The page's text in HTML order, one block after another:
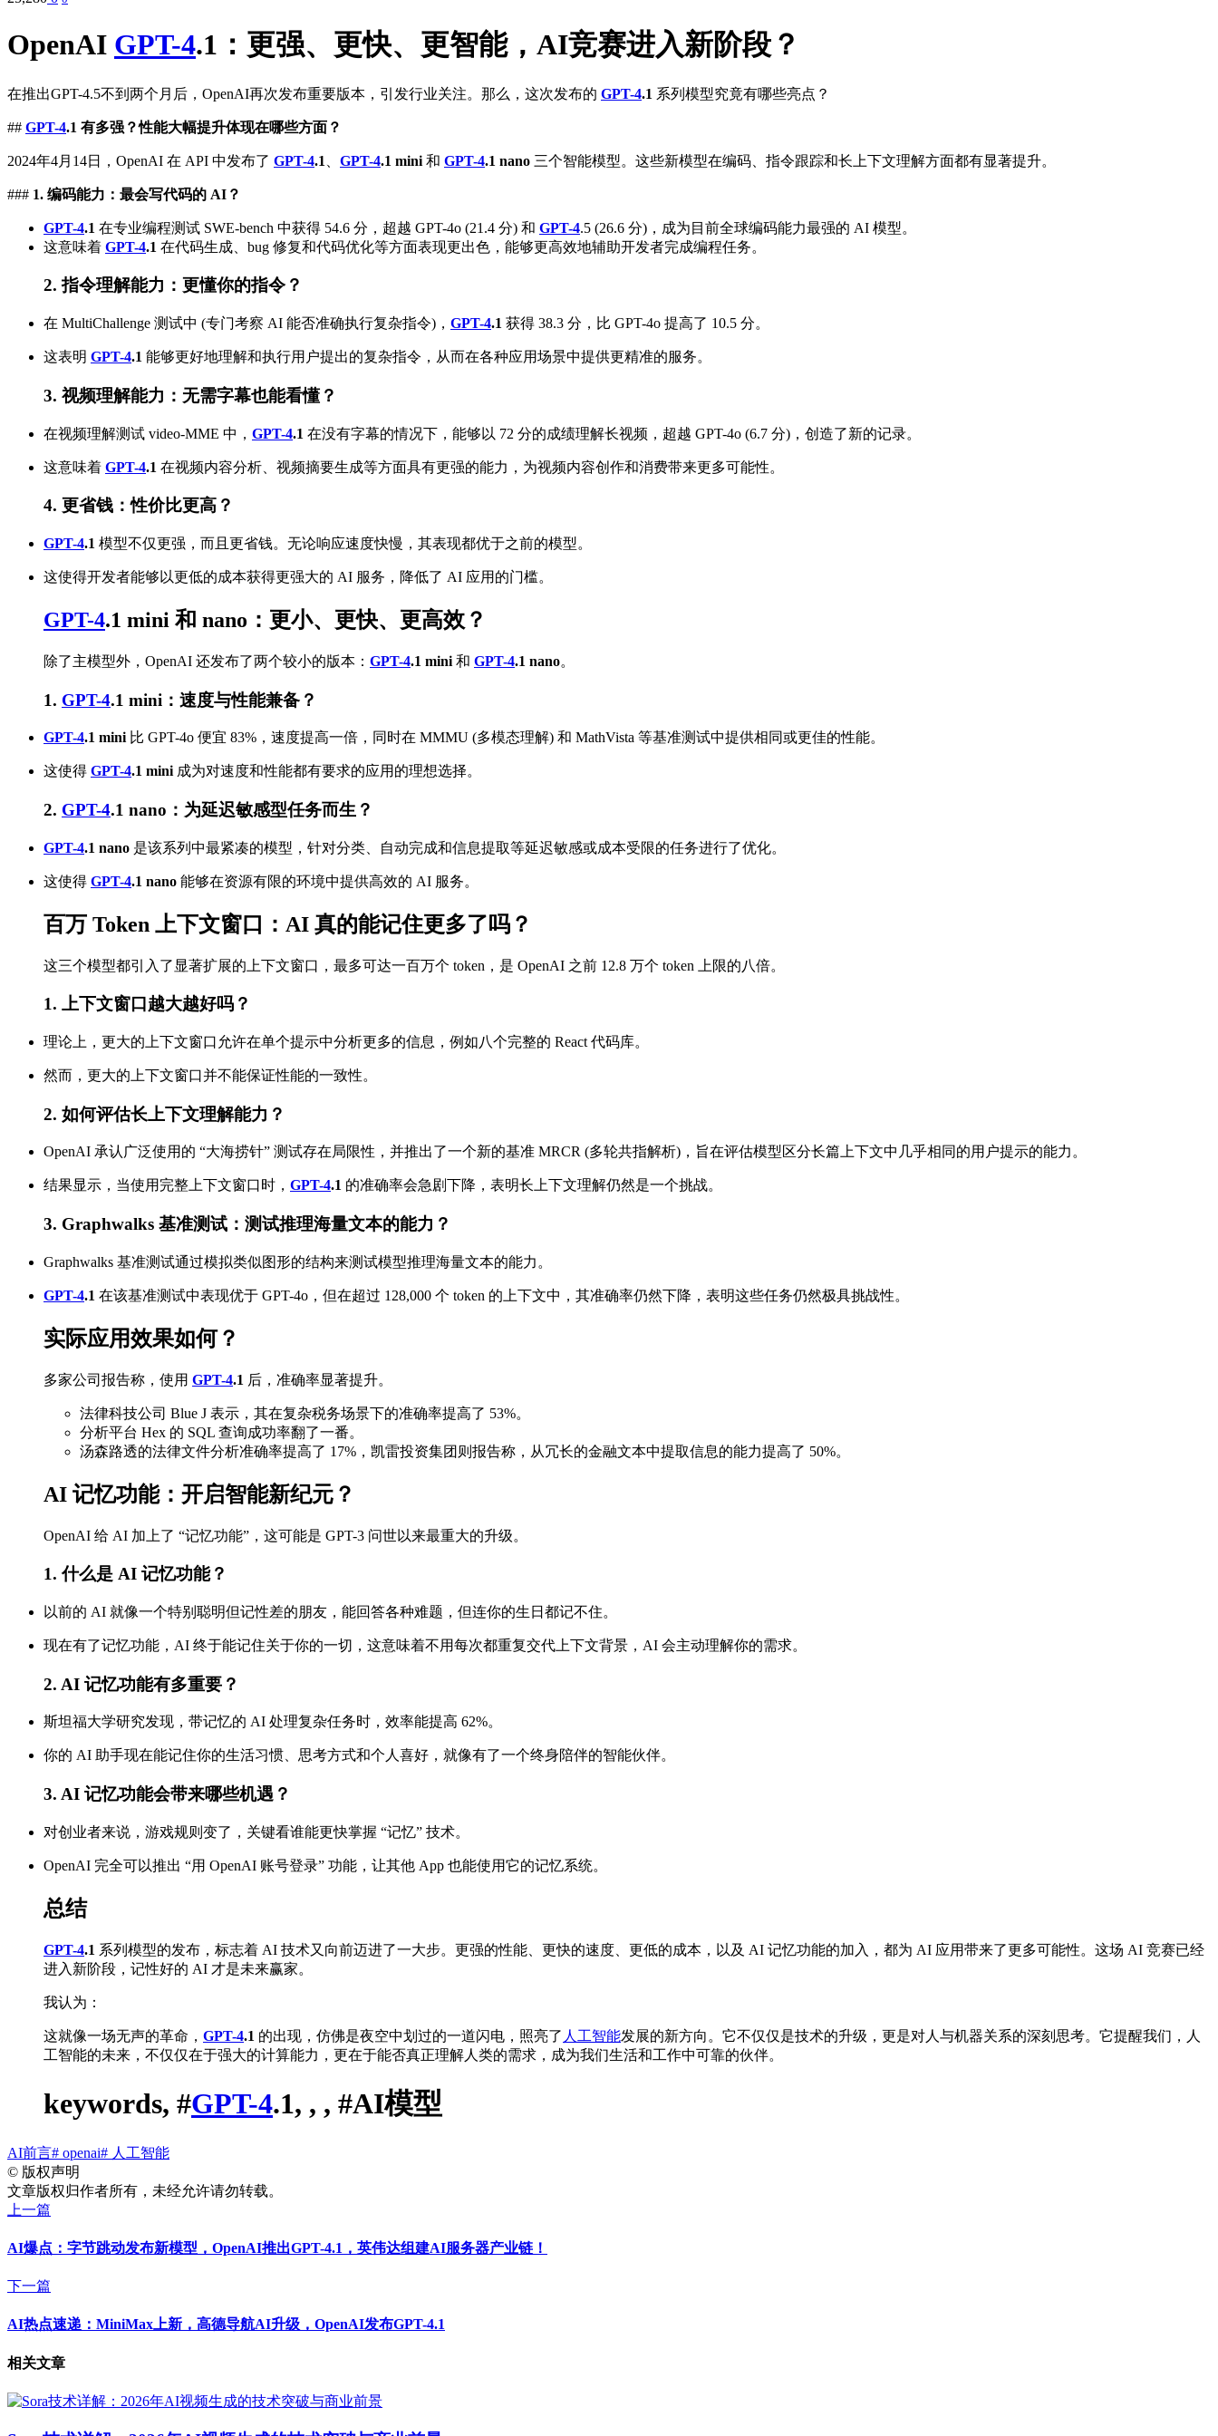
OpenAI GPT-4.1：更强、更快、更智能，AI竞赛进入新阶段？
在推出GPT-4.5不到两个月后，OpenAI再次发布重要版本，引发行业关注。那么，这次发布的 GPT-4.1 系列模型究竟有哪些亮点？
## GPT-4.1 有多强？性能大幅提升体现在哪些方面？
2024年4月14日，OpenAI 在 API 中发布了 GPT-4.1 GPT-4.1 mini 和 GPT-4.1 nano 三个智能模型。这些新模型在编码、指令跟踪和长上下文理解方面都有显著提升。
### 1. 编码能力：最会写代码的 AI？
GPT-4.1 在专业编程测试 SWE-bench 中获得 54.6 分，超越 GPT-4o (21.4 分) 和 GPT-4.5 (26.6 分)，成为目前全球编码能力最强的 AI 模型。
这意味着 GPT-4.1 在代码生成、bug 修复和代码优化等方面表现更出色，能够更高效地辅助开发者完成编程任务。
2. 指令理解能力：更懂你的指令？
在 MultiChallenge 测试中 (专门考察 AI 能否准确执行复杂指令)， GPT-4.1 获得 38.3 分，比 GPT-4o 提高了 10.5 分。
这表明 GPT-4.1 能够更好地理解和执行用户提出的复杂指令，从而在各种应用场景中提供更精准的服务。
3. 视频理解能力：无需字幕也能看懂？
在视频理解测试 video-MME 中， GPT-4.1 在没有字幕的情况下，能够以 72 分的成绩理解长视频，超越 GPT-4o (6.7 分)，创造了新的记录。
这意味着 GPT-4.1 在视频内容分析、视频摘要生成等方面具有更强的能力，为视频内容创作和消费带来更多可能性。
4. 更省钱：性价比更高？
GPT-4.1 模型不仅更强，而且更省钱。无论响应速度快慢，其表现都优于之前的模型。
这使得开发者能够以更低的成本获得更强大的 AI 服务，降低了 AI 应用的门槛。
GPT-4.1 mini 和 nano：更小、更快、更高效？
除了主模型外，OpenAI 还发布了两个较小的版本： GPT-4.1 mini 和 GPT-4.1 nano。
1. GPT-4.1 mini：速度与性能兼备？
GPT-4.1 mini 比 GPT-4o 便宜 83%，速度提高一倍，同时在 MMMU (多模态理解) 和 MathVista 等基准测试中提供相同或更佳的性能。
这使得 GPT-4.1 mini 成为对速度和性能都有要求的应用的理想选择。
2. GPT-4.1 nano：为延迟敏感型任务而生？
GPT-4.1 nano 是该系列中最紧凑的模型，针对分类、自动完成和信息提取等延迟敏感或成本受限的任务进行了优化。
这使得 GPT-4.1 nano 能够在资源有限的环境中提供高效的 AI 服务。
百万 Token 上下文窗口：AI 真的能记住更多了吗？
这三个模型都引入了显著扩展的上下文窗口，最多可达一百万个 token，是 OpenAI 之前 12.8 万个 token 上限的八倍。
1. 上下文窗口越大越好吗？
理论上，更大的上下文窗口允许在单个提示中分析更多的信息，例如八个完整的 React 代码库。
然而，更大的上下文窗口并不能保证性能的一致性。
2. 如何评估长上下文理解能力？
OpenAI 承认广泛使用的 “大海捞针” 测试存在局限性，并推出了一个新的基准 MRCR (多轮共指解析)，旨在评估模型区分长篇上下文中几乎相同的用户提示的能力。
结果显示，当使用完整上下文窗口时， GPT-4.1 的准确率会急剧下降，表明长上下文理解仍然是一个挑战。
3. Graphwalks 基准测试：测试推理海量文本的能力？
Graphwalks 基准测试通过模拟类似图形的结构来测试模型推理海量文本的能力。
GPT-4.1 在该基准测试中表现优于 GPT-4o，但在超过 128,000 个 token 的上下文中，其准确率仍然下降，表明这些任务仍然极具挑战性。
实际应用效果如何？
多家公司报告称，使用 GPT-4.1 后，准确率显著提升。
法律科技公司 Blue J 表示，其在复杂税务场景下的准确率提高了 53%。
分析平台 Hex 的 SQL 查询成功率翻了一番。
汤森路透的法律文件分析准确率提高了 17%，凯雷投资集团则报告称，从冗长的金融文本中提取信息的能力提高了 50%。
AI 记忆功能：开启智能新纪元？
OpenAI 给 AI 加上了 “记忆功能”，这可能是 GPT-3 问世以来最重大的升级。
1. 什么是 AI 记忆功能？
以前的 AI 就像一个特别聪明但记性差的朋友，能回答各种难题，但连你的生日都记不住。
现在有了记忆功能，AI 终于能记住关于你的一切，这意味着不用每次都重复交代上下文背景，AI 会主动理解你的需求。
2. AI 记忆功能有多重要？
斯坦福大学研究发现，带记忆的 AI 处理复杂任务时，效率能提高 62%。
你的 AI 助手现在能记住你的生活习惯、思考方式和个人喜好，就像有了一个终身陪伴的智能伙伴。
3. AI 记忆功能会带来哪些机遇？
对创业者来说，游戏规则变了，关键看谁能更快掌握 “记忆” 技术。
OpenAI 完全可以推出 “用 OpenAI 账号登录” 功能，让其他 App 也能使用它的记忆系统。
总结
GPT-4.1 系列模型的发布，标志着 AI 技术又向前迈进了一大步。更强的性能、更快的速度、更低的成本，以及 AI 记忆功能的加入，都为 AI 应用带来了更多可能性。这场 AI 竞赛已经
进入新阶段，记性好的 AI 才是未来赢家。
我认为：
这就像一场无声的革命， GPT-4.1 的出现，仿佛是夜空中划过的一道闪电，照亮了 人工智能发展的新方向。它不仅仅是技术的升级，更是对人与机器关系的深刻思考。它提醒我们，人
工智能的未来，不仅仅在于强大的计算能力，更在于能否真正理解人类的需求，成为我们生活和工作中可靠的伙伴。
keywords, #GPT-4.1, , , #AI模型
AI前言# openai# 人工智能
© 版权声明
文章版权归作者所有，未经允许请勿转载。
上一篇
AI爆点：字节跳动发布新模型，OpenAI推出GPT-4.1，英伟达组建AI服务器产业链！
下一篇
AI热点速递：MiniMax上新，高德导航AI升级，OpenAI发布GPT-4.1
相关文章